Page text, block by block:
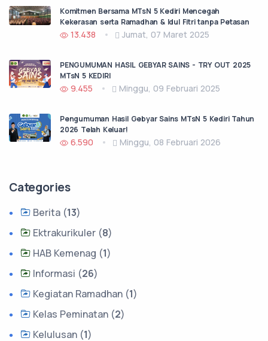
Komitmen Bersama MTsN 5 Kediri Mencegah
Kekerasan serta Ramadhan & Idul Fitri tanpa Petasan
13.438 Jumat, 07 Maret 2025
PENGUMUMAN HASIL GEBYAR SAINS - TRY OUT 2025
MTsN 5 KEDIRI
9.455 Minggu, 09 Februari 2025
Pengumuman Hasil Gebyar Sains MTsN 5 Kediri Tahun
2026 Telah Keluar!
6.590 Minggu, 08 Februari 2026
Categories
Berita (13)
Ektrakurikuler (8)
HAB Kemenag (1)
Informasi (26)
Kegiatan Ramadhan (1)
Kelas Peminatan (2)
Kelulusan (1)